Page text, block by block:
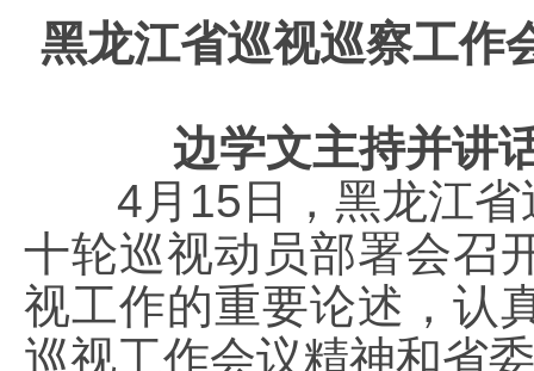
黑龙江省巡视巡察工作
边学文主持并讲
4月15日，黑龙江省
十轮巡视动员部署会召
视工作的重要论述，认
巡视工作会议精神和省